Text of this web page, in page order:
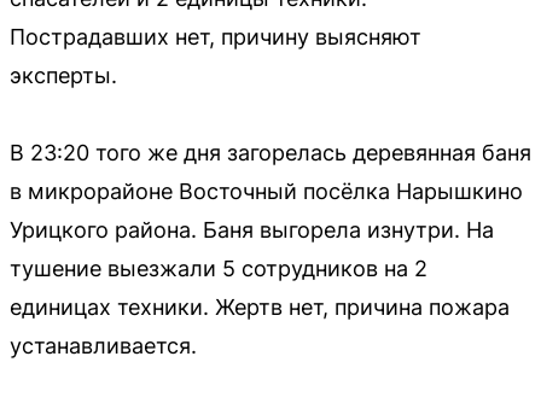
Пострадавших нет, причину выясняют
эксперты.
В 23:20 того же дня загорелась деревянная баня
в микрорайоне Восточный посёлка Нарышкино
Урицкого района. Баня выгорела изнутри. На
тушение выезжали 5 сотрудников на 2
единицах техники. Жертв нет, причина пожара
устанавливается.